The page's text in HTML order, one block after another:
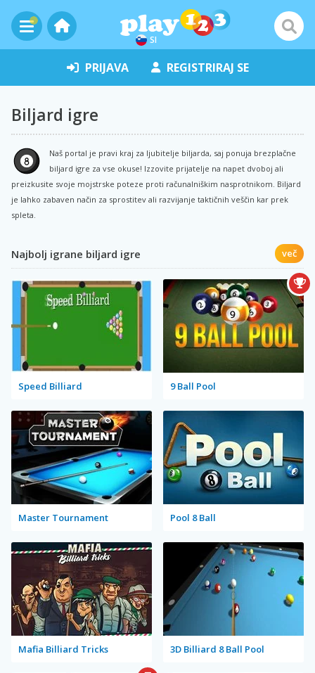
SI
PRIJAVA REGISTRIRAJ SE
Biljard igre
Naš portal je pravi kraj za ljubitelje biljarda, saj ponuja brezplačne
biljard igre za vse okuse! Izzovite prijatelje na napet dvoboj ali
preizkusite svoje mojstrske poteze proti računalniškim nasprotnikom. Biljard
je lahko zabaven način za sprostitev ali razvijanje taktičnih veščin kar prek
spleta.
Najbolj igrane biljard igre več
Speed Billiard 9 Ball Pool
Master Tournament Pool 8 Ball
Mafia Billiard Tricks 3D Billiard 8 Ball Pool